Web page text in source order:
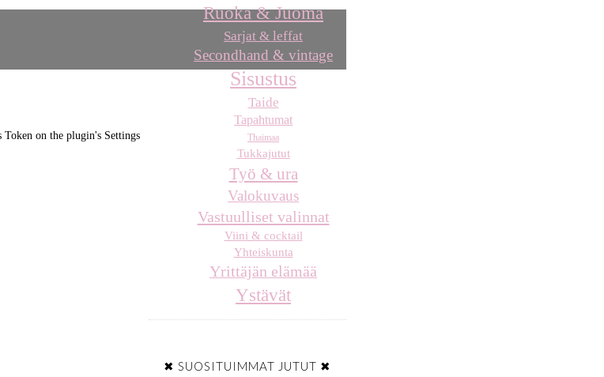
Ruoka & Juoma
Sarjat & leffat
Secondhand & vintage
Sisustus
Taide
Tapahtumat
Thaimaa
Tukkajutut
Työ & ura
Valokuvaus
Vastuulliset valinnat
Viini & cocktail
Yhteiskunta
Yrittäjän elämää
Ystävät
✖ SUOSITUIMMAT JUTUT ✖
Token on the plugin's Settings